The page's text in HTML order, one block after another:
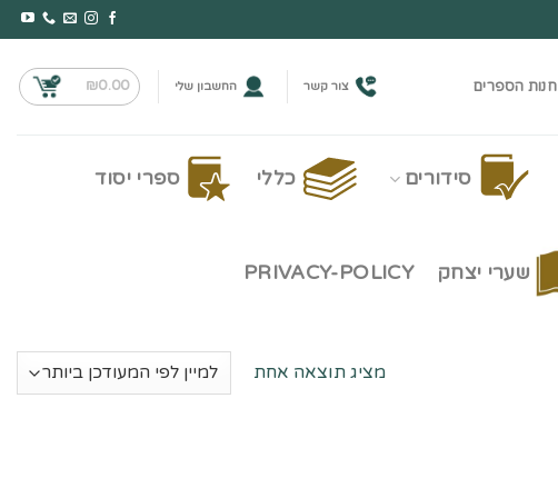
חנות הספרים צור קשר החשבון שלי ₪0.00
סידורים כללי ספרי יסוד
שערי יצחק PRIVACY-POLICY
מציג תוצאה אחת